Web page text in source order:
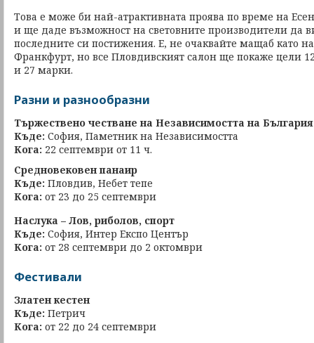
Това е може би най-атрактивната проява по време на
и ще даде възможност на световните производители да
последните си постижения. Е, не очаквайте мащаб като
Франкфурт, но все Пловдивският салон ще покаже цели
и 27 марки.
Разни и разнообразни
Тържествено честване на Независимостта на България
Къде: София, Паметник на Независимостта
Кога: 22 септември от 11 ч.
Средновековен панаир
Къде: Пловдив, Небет тепе
Кога: от 23 до 25 септември
Наслука – Лов, риболов, спорт
Къде: София, Интер Експо Център
Кога: от 28 септември до 2 октомври
Фестивали
Златен кестен
Къде: Петрич
Кога: от 22 до 24 септември